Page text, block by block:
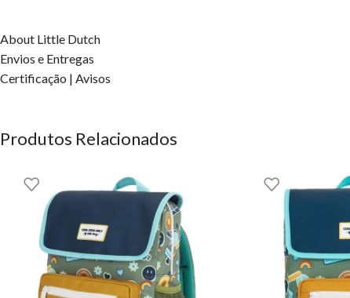
OS DIREITOS DOS CONTEÚDOS ESTÃO RESERVADOS À
About Little Dutch
Envios e Entregas
Certificação | Avisos
Produtos Relacionados